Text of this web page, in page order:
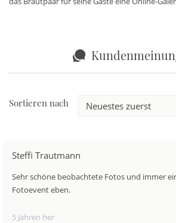
Sortieren nach
Steffi Trautmann
Sehr schöne beobachtete Fotos und immer
Fotoevent eben.
5 Jahren her